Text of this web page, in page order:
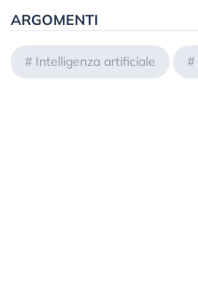
ARGOMENTI
# Intelligenza artificiale #